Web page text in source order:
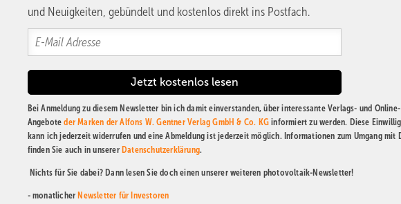
und Neuigkeiten, gebündelt und kostenlos direkt ins Postfach.
Bei Anmeldung zu diesem Newsletter bin ich damit einverstanden, über interessante Verlags- und Online-
Angeboteder Marken der Alfons W. Gentner Verlag GmbH & Co. KG informiert zu werden. Diese
kann ich jederzeit widerrufen und eine Abmeldung ist jederzeit möglich. Informationen zum Umgang mit
finden Sie auch in unserer Datenschutzerklärung.
Nichts für Sie dabei? Dann lesen Sie doch einen unserer weiteren photovoltaik-Newsletter!
- monatlicher Newsletter für Investoren